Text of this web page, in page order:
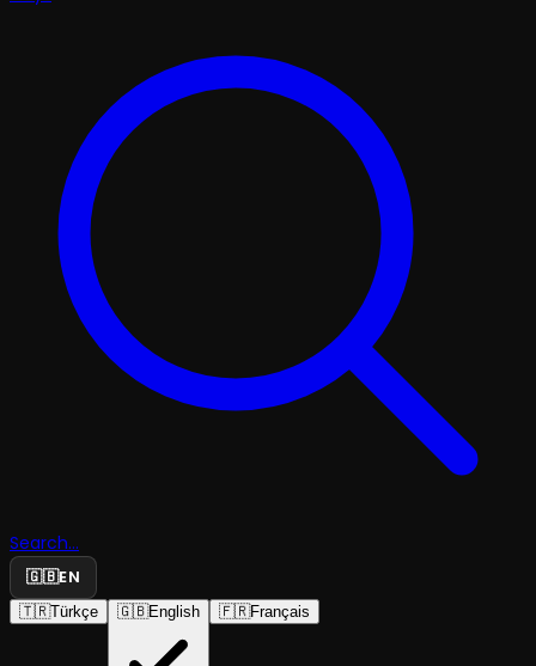
Search...
🇬🇧EN
🇹🇷Türkçe 🇬🇧English 🇫🇷Français